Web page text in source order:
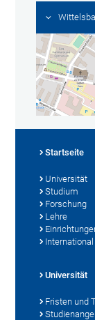
Startseite
Universität
Studium
Forschung
Lehre
International
Universität
Fristen und